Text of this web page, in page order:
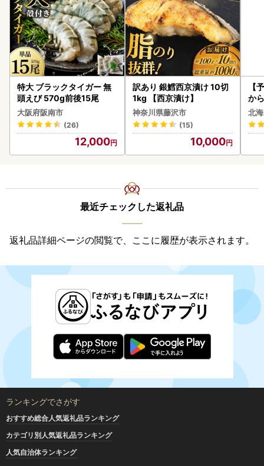
特大 ブラックタイガー 無
頭えび 570g前後15尾
大阪府阪南市
(26)
12,000
訳あり 銀鱈西京漬け 10切
1kg 【西京漬け】
神奈川県藤沢市
(15)
10,000
【
か
ら
g (
)【
北
最近チェックした返礼品
返礼品詳細ページの閲覧で、ここに履歴が表示されます。
ランキングでさがす
おすすめ総合人気返礼品ランキング
カテゴリ別人気返礼品ランキング
人気自治体ランキング